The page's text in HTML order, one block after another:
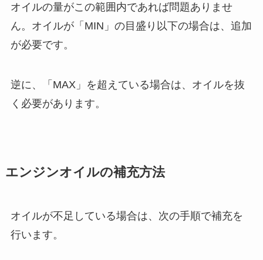
オイルの量がこの範囲内であれば問題ありませ
ん。オイルが「MIN」の目盛り以下の場合は、追加
が必要です。
逆に、「MAX」を超えている場合は、オイルを抜
く必要があります。
エンジンオイルの補充方法
オイルが不足している場合は、次の手順で補充を
行います。